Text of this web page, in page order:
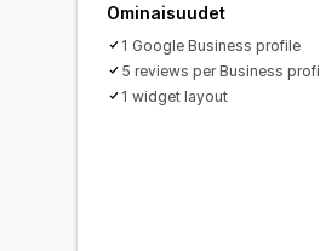
Ominaisuudet
1 Google Business profile
5 reviews per Business
1 widget layout